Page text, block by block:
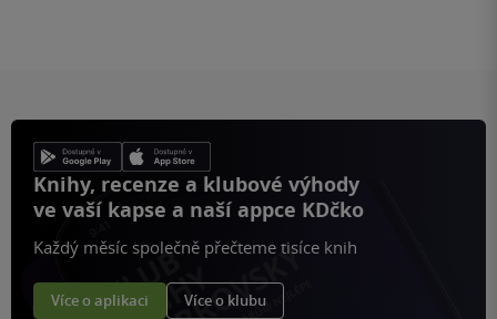
Knihy, recenze a klubové výhody
ve vaší kapse a naší appce KDčko
Každý měsíc společně přečteme tisíce knih
Více o aplikaci Více o klubu